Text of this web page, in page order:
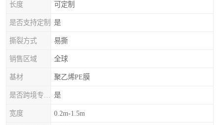
长度 可定制
是否支持定制 是
撕裂方式 易撕
销售区域 全球
基材 聚乙烯PE膜
是
宽度 0.2m-1.5m